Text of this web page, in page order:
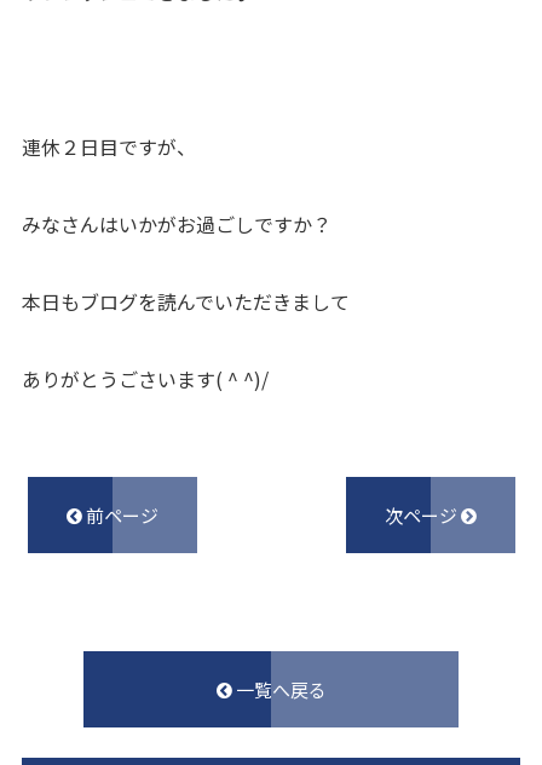
連休２日目ですが、
みなさんはいかがお過ごしですか？
本日もブログを読んでいただきまして
ありがとうごさいます( ^ ^)/
前ページ 次ページ
一覧へ戻る